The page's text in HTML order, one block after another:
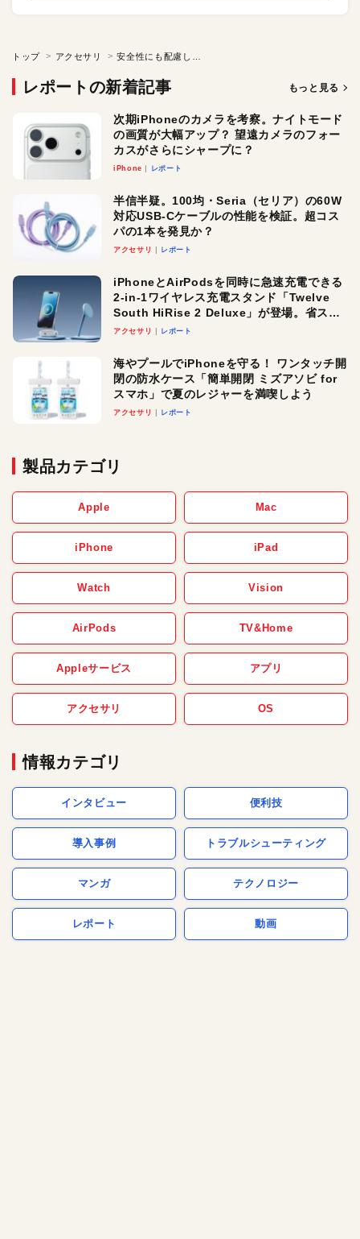
トップ アクセサリ
レポートの新着記事 もっと見る
次期iPhoneのカメラを考察。ナイトモード
の画質が大幅アップ？ 望遠カメラのフォー
カスがさらにシャープに？
iPhone レポート
半信半疑。100均・Seria（セリア）の60W
対応USB-Cケーブルの性能を検証。超コス
パの1本を発見か？
アクセサリ レポート
iPhoneとAirPodsを同時に急速充電できる
2-in-1ワイヤレス充電スタンド「Twelve
South HiRise 2 Deluxe」が登場。省スペ
ースでおしゃれに充電したい人にオスス
アクセサリ レポート
海やプールでiPhoneを守る！ ワンタッチ開
閉の防水ケース「簡単開閉 ミズアソビ for
スマホ」で夏のレジャーを満喫しよう
アクセサリ レポート
製品カテゴリ
Apple Mac
iPhone iPad
Watch Vision
AirPods TV&Home
Appleサービス アプリ
アクセサリ OS
情報カテゴリ
インタビュー 便利技
導入事例 トラブルシューティング
マンガ テクノロジー
レポート 動画